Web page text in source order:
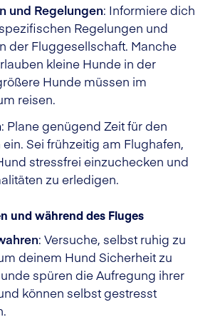
und Regelungen: Informiere dich
Regelungen und
der Fluggesellschaft. Manche
kleine Hunde in der
Hunde müssen im
reisen.
: Plane genügend Zeit für den
Sei frühzeitig am Flughafen,
stressfrei einzuchecken und
zu erledigen.
und während des Fluges
: Versuche, selbst ruhig zu
deinem Hund Sicherheit zu
spüren die Aufregung ihrer
können selbst gestresst